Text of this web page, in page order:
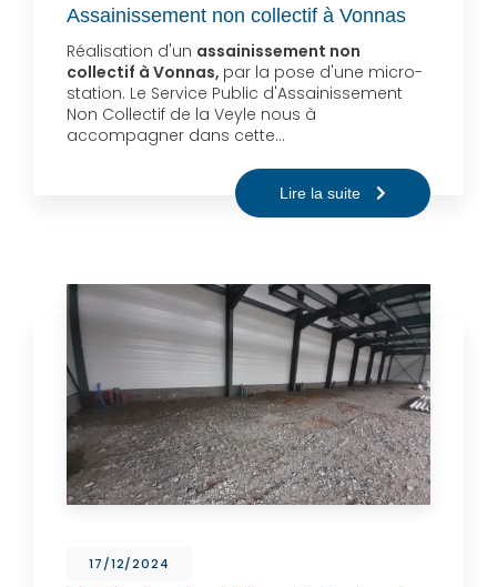
Assainissement non collectif à Vonnas
Réalisation d'un assainissement non
collectif à Vonnas, par la pose d'une micro-
station. Le Service Public d'Assainissement
Non Collectif de la Veyle nous à
accompagner dans cette…
Lire la suite
17/12/2024